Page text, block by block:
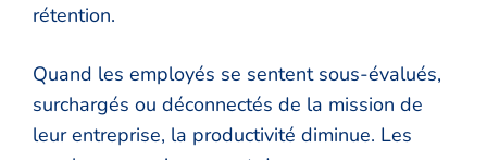
rétention.
Quand les employés se sentent sous-évalués,
surchargés ou déconnectés de la mission de
leur entreprise, la productivité diminue. Les